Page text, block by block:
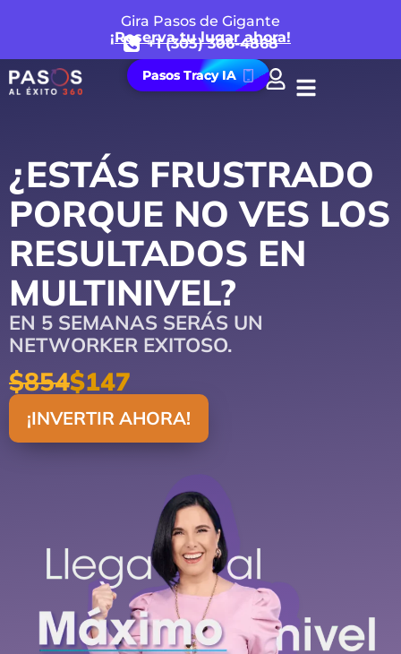
Gira Pasos de Gigante
¡Reserva tu lugar ahora!
+1 (305) 306-4868
Pasos Tracy IA
¿ESTÁS FRUSTRADO
PORQUE NO VES LOS
RESULTADOS EN
MULTINIVEL?
EN 5 SEMANAS SERÁS UN
NETWORKER EXITOSO.
$854$147
¡INVERTIR AHORA!